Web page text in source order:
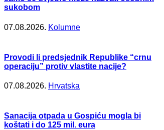
sukobom
07.08.2026. Kolumne
Provodi li predsjednik Republike “crnu
operaciju” protiv vlastite nacije?
07.08.2026. Hrvatska
Sanacija otpada u Gospiću mogla bi
koštati i do 125 mil. eura